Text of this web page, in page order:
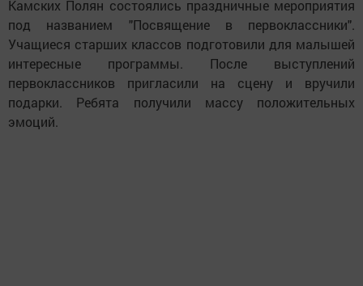
Камских Полян состоялись праздничные мероприятия
под названием "Посвящение в первоклассники".
Учащиеся старших классов подготовили для малышей
интересные программы. После выступлений
первоклассников пригласили на сцену и вручили
подарки. Ребята получили массу положительных
эмоций.